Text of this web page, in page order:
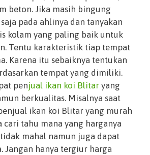
beton. Jika masih bingung
pada ahlinya dan tanyakan
kolam yang paling baik untuk
Tentu karakteristik tiap tempat
Karena itu sebaiknya tentukan
tempat yang dimiliki.
penjual ikan koi Blitar yang
berkualitas. Misalnya saat
ikan koi Blitar yang murah
cari tahu mana yang harganya
mahal namun juga dapat
Jangan hanya tergiur harga